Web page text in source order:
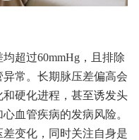
超过60mmHg，且排除
常。长期脉压差偏高会
硬化进程，甚至诱发头
血管疾病的发病风险。
变化，同时关注自身是